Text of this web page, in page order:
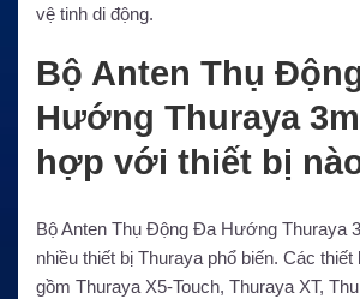
vệ tinh di động.
Bộ Anten Thụ
Hướng Thuraya
hợp với thiết bị
Bộ Anten Thụ Động Đa Hướng Thuraya
nhiều thiết bị Thuraya phổ biến. Các
gồm Thuraya X5-Touch, Thuraya XT,